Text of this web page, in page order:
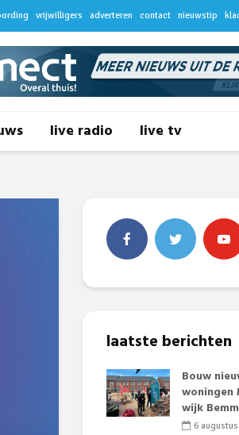
vrijwilligers adverteren contact nieuwstip
live radio live tv
laatste berichten
Bouw
woningen
wijk
6